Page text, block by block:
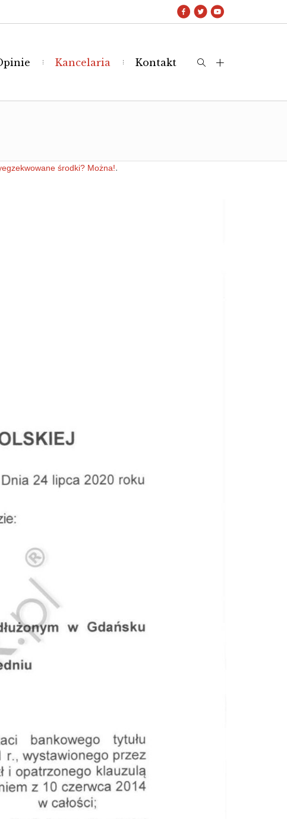
Kancelaria Kontakt
środki? Można!.